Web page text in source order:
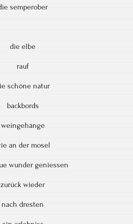
semperober
die elbe
rauf
schöne natur
backbords
weingehänge
an der mosel
wunder geniessen
zurück wieder
nach dresten